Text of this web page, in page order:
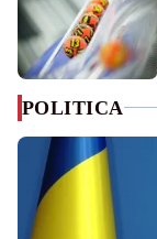
POLITICA